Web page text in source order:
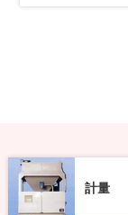
計量